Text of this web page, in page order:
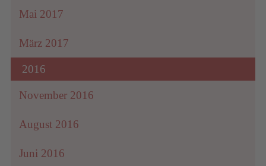
Mai 2017
März 2017
2016
November 2016
August 2016
Juni 2016